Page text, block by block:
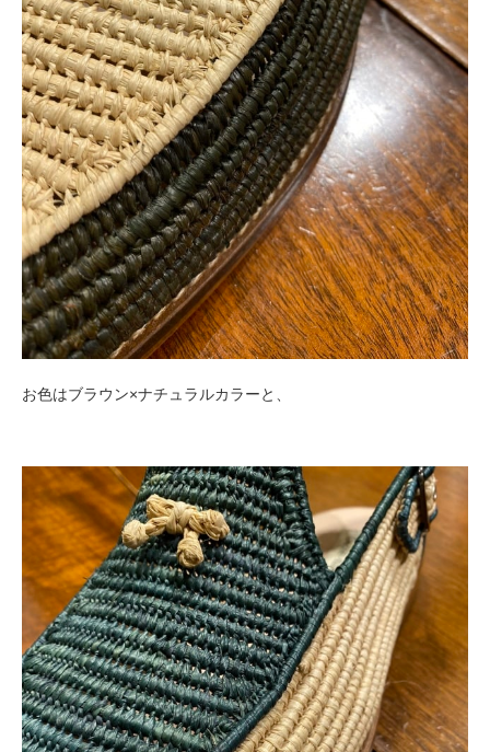
お色はブラウン×ナチュラルカラーと、